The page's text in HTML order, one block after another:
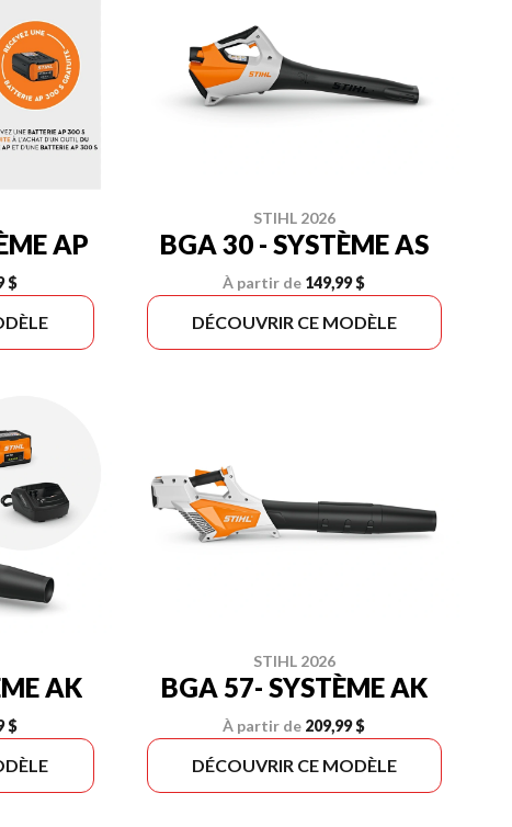
AP
$
STIHL 2026
BGA 30 - SYSTÈME AS
À partir de 149,99 $
DÉCOUVRIR CE MODÈLE
AK
$
STIHL 2026
BGA 57- SYSTÈME AK
À partir de 209,99 $
DÉCOUVRIR CE MODÈLE